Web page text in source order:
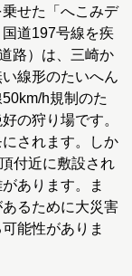
せた「へこみデ
道197号線を疾
路）は、三崎か
線形のたいへん
h規制のた
の狩り場です。
されます。しか
付近に敷設され
あります。ま
るために大災害
能性がありま